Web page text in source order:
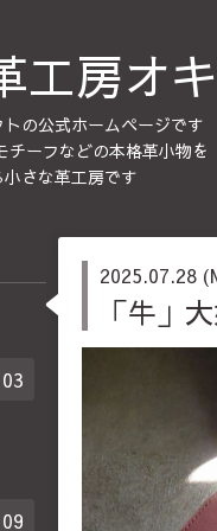
工房オ
の公式ホームページです
チーフなどの本格革小物を
さな革工房です
2025.07.28
「牛」
03
09